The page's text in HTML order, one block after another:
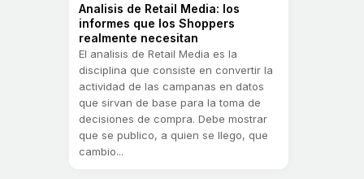
Analisis de Retail Media: los
informes que los Shoppers
realmente necesitan
El analisis de Retail Media es la
disciplina que consiste en convertir la
actividad de las campanas en datos
que sirvan de base para la toma de
decisiones de compra. Debe mostrar
que se publico, a quien se llego, que
cambio...